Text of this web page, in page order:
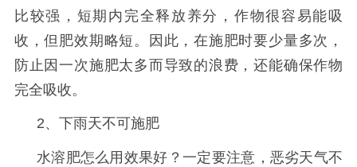
比较强，短期内完全释放养分，作物很容易能吸
收，但肥效期略短。因此，在施肥时要少量多次，
防止因一次施肥太多而导致的浪费，还能确保作物
完全吸收。
2、下雨天不可施肥
水溶肥怎么用效果好？一定要注意，恶劣天气不